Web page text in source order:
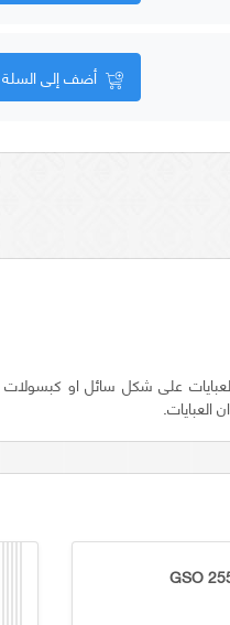
أضف إلى السلة
على شكل سائل او كبسولات
العبايات.
GSO